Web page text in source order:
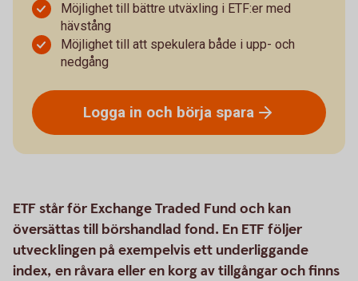
Möjlighet till bättre utväxling i ETF:er med
hävstång
Möjlighet till att spekulera både i upp- och
nedgång
Logga in och börja spara
ETF står för Exchange Traded Fund och kan
översättas till börshandlad fond. En ETF följer
utvecklingen på exempelvis ett underliggande
index, en råvara eller en korg av tillgångar och finns